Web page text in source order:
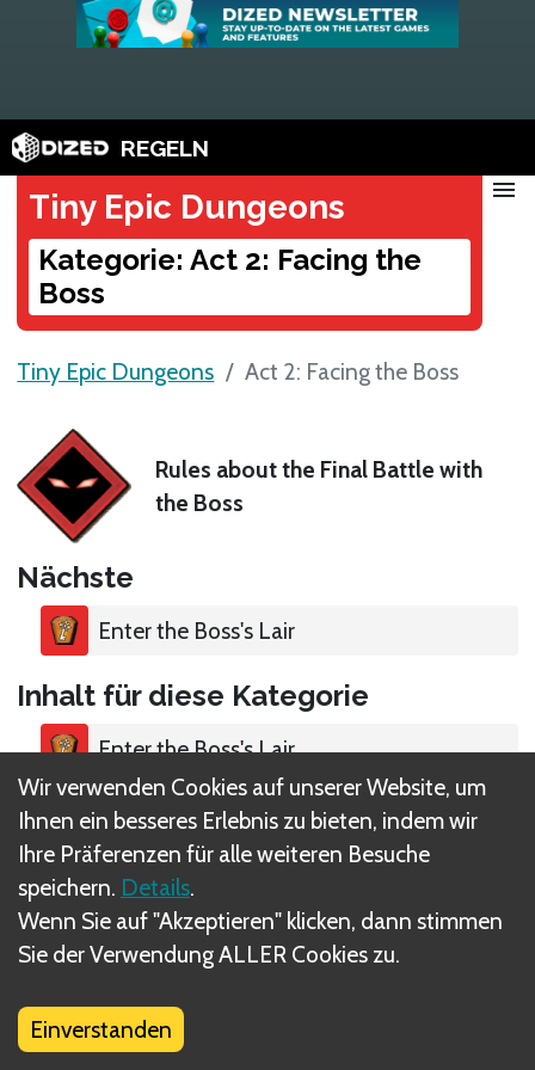
REGELN
Tiny Epic Dungeons
Kategorie: Act 2: Facing the
Boss
menu
Tiny Epic Dungeons Act 2: Facing the Boss
Rules about the Final Battle with
the Boss
Nächste
Enter the Boss's Lair
Inhalt für diese Kategorie
Enter the Boss's Lair
The Final Battle
Using the Boss Mat
Additional Effects
Goblins on the Boss Mat
Wir verwenden Cookies auf unserer Website, um
Ihnen ein besseres Erlebnis zu bieten, indem wir
Ihre Präferenzen für alle weiteren Besuche
speichern. Details.
Wenn Sie auf "Akzeptieren" klicken, dann stimmen
Sie der Verwendung ALLER Cookies zu.
Einverstanden